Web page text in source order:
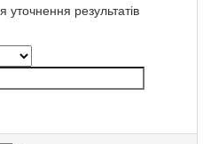
уточнення результатів